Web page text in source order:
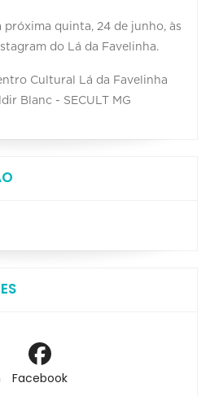
próxima quinta, 24 de junho, às
do Lá da Favelinha.
Cultural Lá da Favelinha
Blanc - SECULT MG
Facebook